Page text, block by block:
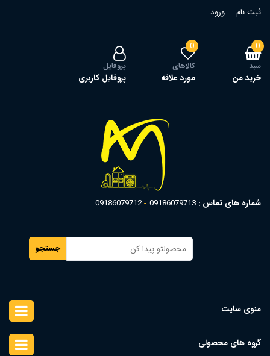
ثبت نام ورود
0
سبد
خرید من
0
کالاهای
مورد علاقه
پروفایل
پروفایل کاربری
شماره های تماس : 09186079713
09186079712
جستجو
منوی سایت
گروه های محصولی